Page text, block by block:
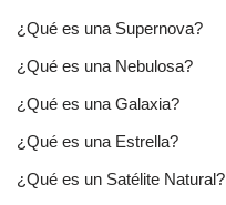
¿Qué es una Supernova?
¿Qué es una Nebulosa?
¿Qué es una Galaxia?
¿Qué es una Estrella?
¿Qué es un Satélite Natural?